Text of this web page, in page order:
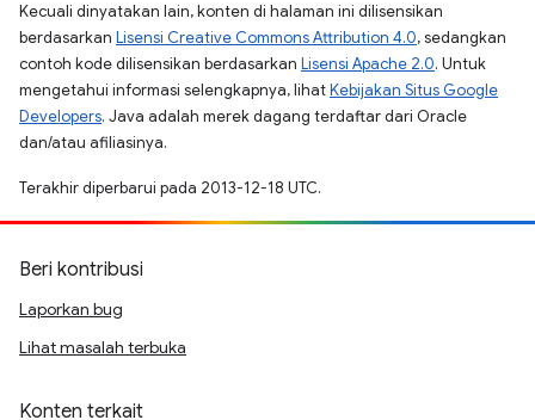
Kecuali dinyatakan lain, konten di halaman ini dilisensikan
berdasarkan Lisensi Creative Commons Attribution 4.0, sedangkan
contoh kode dilisensikan berdasarkan Lisensi Apache 2.0. Untuk
mengetahui informasi selengkapnya, lihatKebijakan Situs Google
Developers. Java adalah merek dagang terdaftar dari Oracle
dan/atau afiliasinya.
Terakhir diperbarui pada 2013-12-18 UTC.
Beri kontribusi
Laporkan bug
Lihat masalah terbuka
Konten terkait